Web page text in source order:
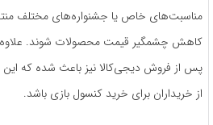
مناسبت‌های خاص یا جشنواره‌های مختلف
کاهش چشمگیر قیمت محصولات شوند. علاوه بر
پس از فروش دیجی‌کالا نیز باعث شده که این
از خریداران برای خرید کنسول بازی باشد.